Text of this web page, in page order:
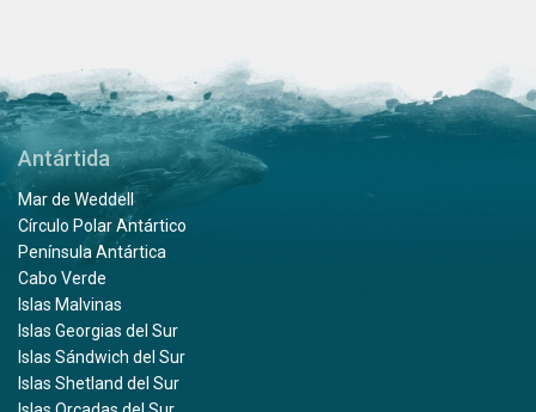
Antártida
Mar de Weddell
Círculo Polar Antártico
Península Antártica
Cabo Verde
Islas Malvinas
Islas Georgias del Sur
Islas Sándwich del Sur
Islas Shetland del Sur